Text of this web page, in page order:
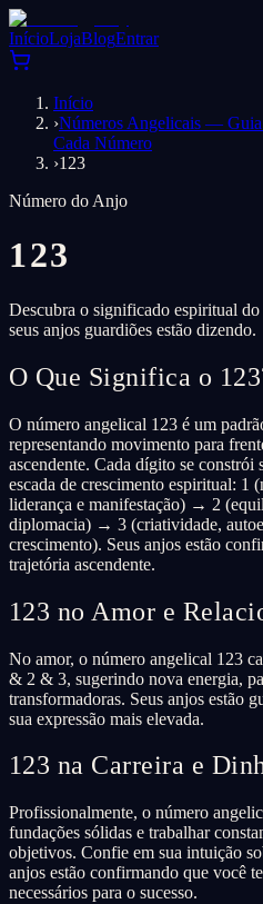
InícioLojaBlogEntrar
Início
›Números Angelicais —
Cada Número
›123
Número do Anjo
123
Descubra o significado espiritual
seus anjos guardiões estão dizendo.
O Que Significa o
O número angelical 123 é um
representando movimento para
ascendente. Cada dígito se constrói
escada de crescimento espiritual: 1
liderança e manifestação) → 2
diplomacia) → 3 (criatividade,
crescimento). Seus anjos estão
trajetória ascendente.
123 no Amor e
No amor, o número angelical 123
& 2 & 3, sugerindo nova energia,
transformadoras. Seus anjos estão
sua expressão mais elevada.
123 na Carreira e
Profissionalmente, o número
fundações sólidas e trabalhar
objetivos. Confie em sua intuição
anjos estão confirmando que você
necessários para o sucesso.